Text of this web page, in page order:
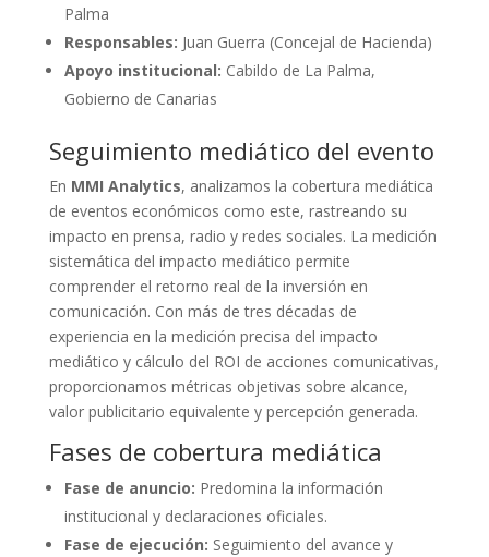
Palma
Responsables: Juan Guerra (Concejal de Hacienda)
Apoyo institucional: Cabildo de La Palma,
Gobierno de Canarias
Seguimiento mediático del evento
En MMI Analytics, analizamos la cobertura mediática
de eventos económicos como este, rastreando su
impacto en prensa, radio y redes sociales. La medición
sistemática del impacto mediático permite
comprender el retorno real de la inversión en
comunicación. Con más de tres décadas de
experiencia en la medición precisa del impacto
mediático y cálculo del ROI de acciones comunicativas,
proporcionamos métricas objetivas sobre alcance,
valor publicitario equivalente y percepción generada.
Fases de cobertura mediática
Fase de anuncio: Predomina la información
institucional y declaraciones oficiales.
Fase de ejecución: Seguimiento del avance y